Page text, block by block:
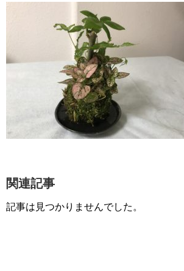
関連記事
記事は見つかりませんでした。